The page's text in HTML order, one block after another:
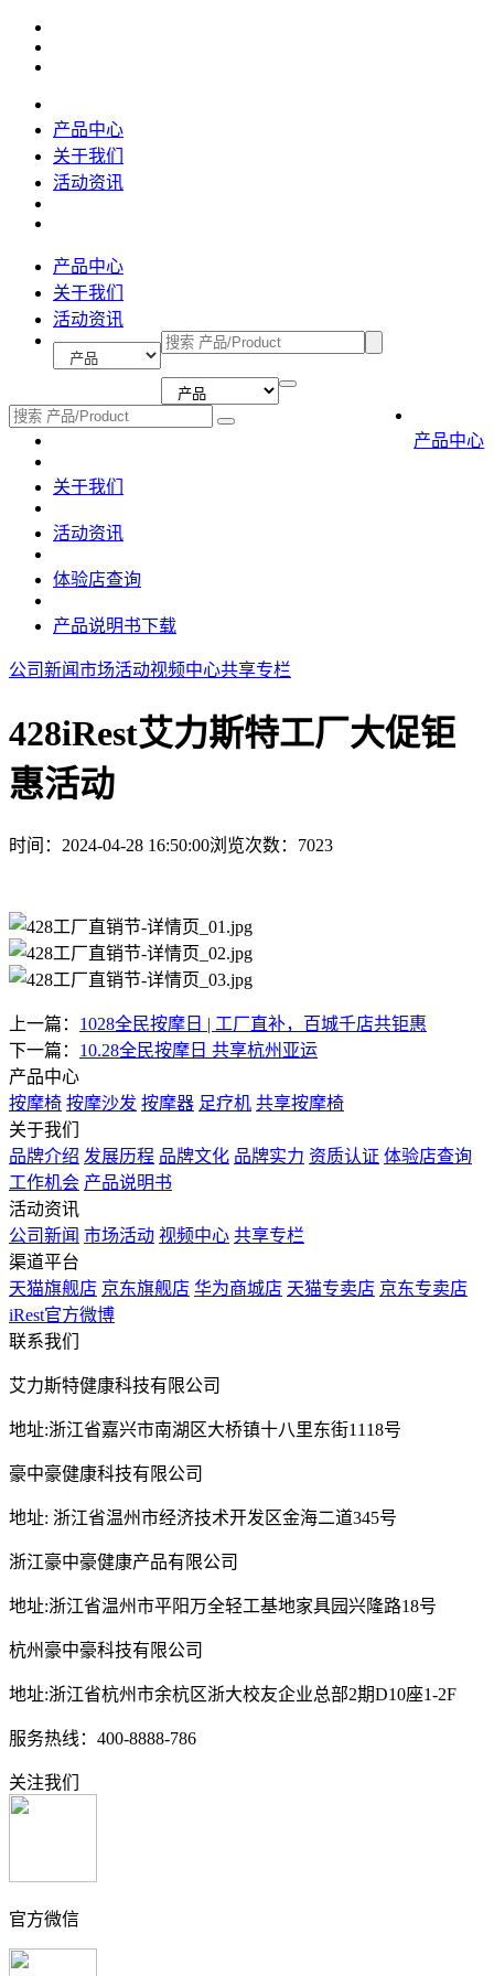
产品中心
关于我们
活动资讯
产品中心
关于我们
活动资讯
产品中心
关于我们
活动资讯
体验店查询
产品说明书下载
公司新闻市场活动视频中心共享专栏
428iRest艾力斯特工厂大促钜
惠活动
时间：2024-04-28 16:50:00浏览次数： 7023
上一篇： 1028全民按摩日 | 工厂直补，百城千店共钜惠
下一篇： 10.28全民按摩日 共享杭州亚运
产品中心
按摩椅 按摩沙发 按摩器 足疗机 共享按摩椅
关于我们
品牌介绍 发展历程 品牌文化 品牌实力 资质认证 体验店查询
工作机会 产品说明书
活动资讯
公司新闻 市场活动 视频中心 共享专栏
渠道平台
天猫旗舰店 京东旗舰店 华为商城店 天猫专卖店 京东专卖店
iRest官方微博
联系我们
艾力斯特健康科技有限公司
地址:浙江省嘉兴市南湖区大桥镇十八里东街1118号
豪中豪健康科技有限公司
地址: 浙江省温州市经济技术开发区金海二道345号
浙江豪中豪健康产品有限公司
地址:浙江省温州市平阳万全轻工基地家具园兴隆路18号
杭州豪中豪科技有限公司
地址:浙江省杭州市余杭区浙大校友企业总部2期D10座1-2F
服务热线：400-8888-786
关注我们
官方微信